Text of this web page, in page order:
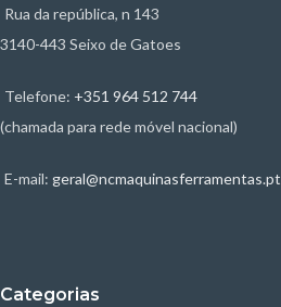
Rua da república, n 143
3140-443 Seixo de Gatoes
Telefone: +351 964 512 744
(chamada para rede móvel nacional)
E-mail: geral@ncmaquinasferramentas.pt
Categorias